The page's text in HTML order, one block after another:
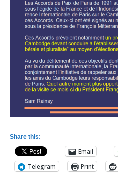
Share this:
Email
Telegram
Print